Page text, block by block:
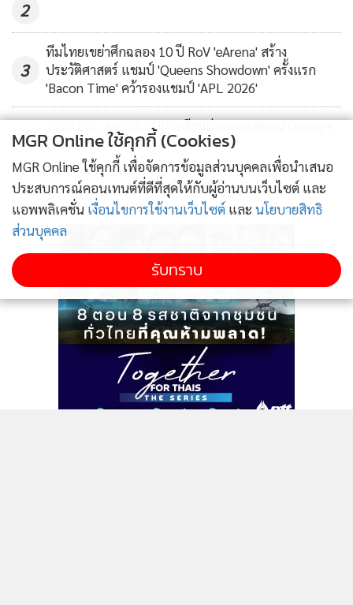
กีฬาสุดยิ่งใหญ่ที่ผู้คนในภูมิภาคเอเชียตะวันออกเฉียงใต้ตั้งตารอ
และที่สำคัญ เป็นครั้งแรกของประวัติศาสตร์ที่มีการบรรจุกีฬาอีส
ปอร์ตเป็นกีฬาชิงเหรียญจริงในครั้งนี้ จึงนับเป็นอีกหนึ่งบทพิสูจน์
แห่งความมุ่งมั่นของการีนา ในการผลักดันให้วงการและนักกีฬา
อีสปอร์ตของประเทศไทยได้ก้าวไปสู่ระดับนานาชาติ อีกทั้งผลัก
ดันให้อีสปอร์ตได้ก้าวเข้าสู่การเป็นกีฬาอาชีพอย่างเต็มรูปแบบ
นายกฤตย์ กล่าวสรุป
2
3
ทีมไทยเขย่าศึกฉลอง 10 ปี RoV 'eArena' สร้าง
ประวัติศาสตร์ แชมป์ 'Queens Showdown' ครั้งแรก
'Bacon Time' คว้ารองแชมป์ 'APL 2026'
4
2026 LoL KeSPA CUP เตรียมถ่ายทอดสดบน Disney+
เริ่ม 20 ก.ค.นี้
ข่าวอื่นในหมวด
MGR Online ใช้คุกกี้ (Cookies)
MGR Online ใช้คุกกี้ เพื่อจัดการข้อมูลส่วนบุคคลเพื่อนำเสนอ
ประสบการณ์คอนเทนต์ที่ดีที่สุดให้กับผู้อ่านบนเว็บไซต์ และ
แอพพลิเคชั่น เงื่อนไขการใช้งานเว็บไซต์ และ นโยบายสิทธิ
ส่วนบุคคล
รับทราบ